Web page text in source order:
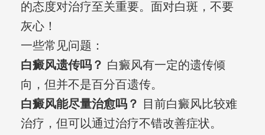
的态度对治疗至关重要。面对白斑，不要
灰心！
一些常见问题：
白癜风遗传吗？ 白癜风有一定的遗传倾
向，但并不是百分百遗传。
白癜风能尽量治愈吗？
目前白癜风比较难
治疗，但可以通过治疗不错改善症状。